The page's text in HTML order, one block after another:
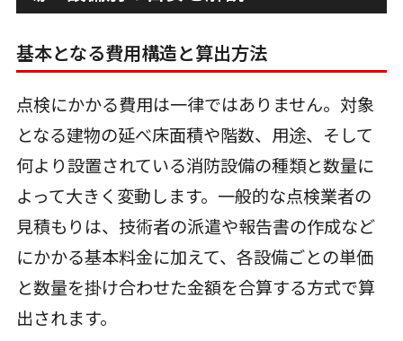
基本となる費用構造と算出方法
点検にかかる費用は一律ではありません。対象
となる建物の延べ床面積や階数、用途、そして
何より設置されている消防設備の種類と数量に
よって大きく変動します。一般的な点検業者の
見積もりは、技術者の派遣や報告書の作成など
にかかる基本料金に加えて、各設備ごとの単価
と数量を掛け合わせた金額を合算する方式で算
出されます。